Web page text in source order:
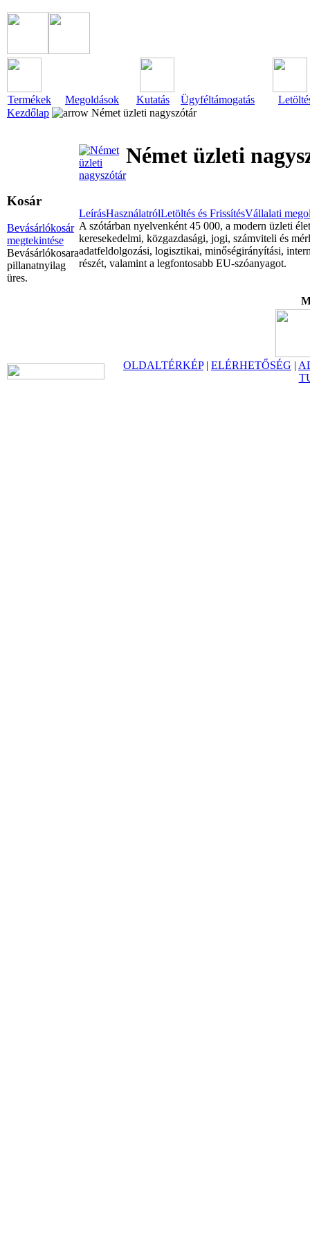
Termékek Megoldások Kutatás Ügyféltámogatás
Kezdőlap
Német üzleti nagyszótár
Kosár
Bevásárlókosár
megtekintése
Bevásárlókosara
pillanatnyilag
üres.
Német üzleti
LeírásHasználatrólLetöltés és FrissítésVállalati
A szótárban nyelvenként 45 000, a modern üzleti
keresekedelmi, közgazdasági, jogi, számviteli és
adatfeldolgozási, logisztikai, minőségirányítási,
részét, valamint a legfontosabb EU-szóanyagot.
OLDALTÉRKÉP| ELÉRHETŐSÉG |